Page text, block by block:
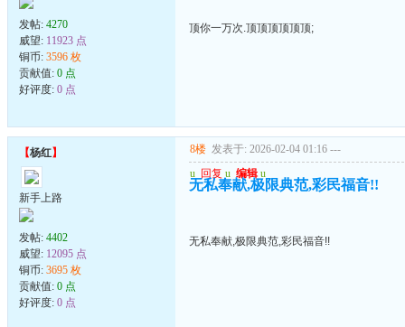
发帖: 4270
威望: 11923 点
铜币: 3596 枚
贡献值: 0 点
好评度: 0 点
顶你一万次.顶顶顶顶顶顶;
【杨红】
新手上路
发帖: 4402
威望: 12095 点
铜币: 3695 枚
贡献值: 0 点
好评度: 0 点
8楼 发表于: 2026-02-04 01:16 ---
u 回复 u 编辑 u
无私奉献,极限典范,彩民福音!!
无私奉献,极限典范,彩民福音!!